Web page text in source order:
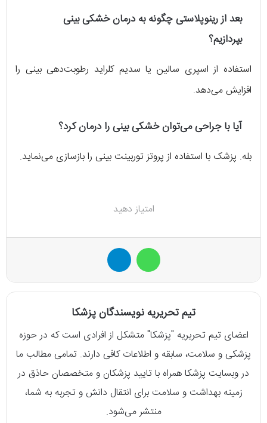
بعد از رینوپلاستی چگونه به درمان خشکی بینی
بپردازیم؟
استفاده از اسپری سالین یا سدیم کلراید رطوبت‌دهی بینی را
افزایش می‌دهد.
آیا با جراحی می‌توان خشکی بینی را درمان کرد؟
بله. پزشک با استفاده از پروتز توربینت بینی را بازسازی می‌نماید.
امتیاز دهید
واتس آپ
تیم تحریریه نویسندگان پزشکا
اعضای تیم تحریریه "پزشکا" متشکل از افرادی است که در حوزه
پزشکی و سلامت، سابقه و اطلاعات کافی دارند. تمامی مطالب ما
در وبسایت پزشکا همراه با تایید پزشکان و متخصصان حاذق در
زمینه بهداشت و سلامت برای انتقال دانش و تجربه به شما،
منتشر می‌شود.